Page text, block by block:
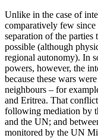
Unlike in the case of
comparatively few
separation of the parties
possible (although
regional autonomy). In
powers, however, the
because these wars
neighbours – for
and Eritrea. That
following mediation by
and the UN; and
monitored by the UN